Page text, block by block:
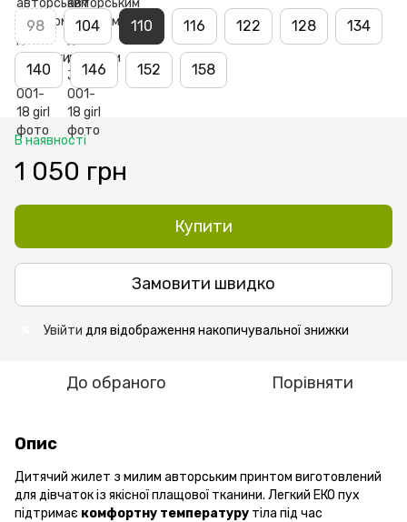
98 104 110 116 122 128 134
140 146 152 158
В наявності
1 050 грн
Купити
Замовити швидко
Увійти для відображення накопичувальної знижки
До обраного Порівняти
Опис
Дитячий жилет з милим авторським принтом виготовлений
для дівчаток із якісної плащової тканини. Легкий ЕКО пух
підтримає комфортну температуру тіла під час